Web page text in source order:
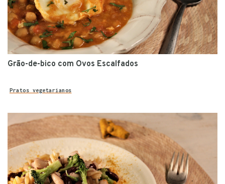
Grão-de-bico com Ovos Escalfados
Pratos vegetarianos